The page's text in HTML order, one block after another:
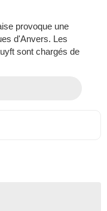
provoque une
d'Anvers. Les
sont chargés de